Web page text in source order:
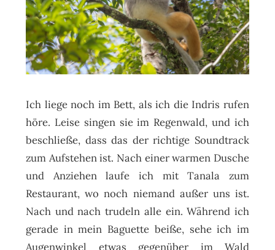
Ich liege noch im Bett, als ich die Indris rufen
höre. Leise singen sie im Regenwald, und ich
beschließe, dass das der richtige Soundtrack
zum Aufstehen ist. Nach einer warmen Dusche
und Anziehen laufe ich mit Tanala zum
Restaurant, wo noch niemand außer uns ist.
Nach und nach trudeln alle ein. Während ich
gerade in mein Baguette beiße, sehe ich im
Augenwinkel etwas gegenüber im Wald